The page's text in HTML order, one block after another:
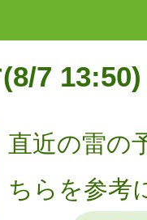
7 13:50)
直近の雷の
ちらを参考